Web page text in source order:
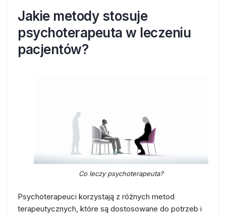
Jakie metody stosuje
psychoterapeuta w leczeniu
pacjentów?
Co leczy psychoterapeuta?
Psychoterapeuci korzystają z różnych metod
terapeutycznych, które są dostosowane do potrzeb i